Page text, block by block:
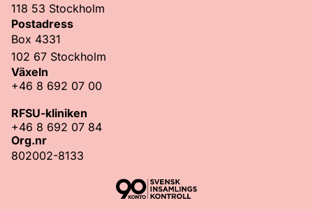
118 53 Stockholm
Postadress
Box 4331
102 67 Stockholm
Växeln
+46 8 692 07 00
RFSU-kliniken
+46 8 692 07 84
Org.nr
802002-8133